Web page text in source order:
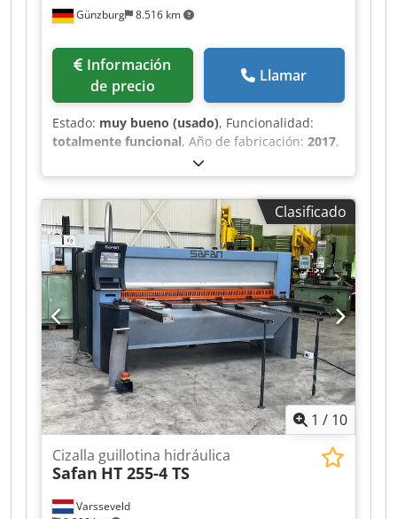
Günzburg 8.516 km
de precio
Llamar
Estado: muy bueno (usado), Funcionalidad:
totalmente funcional, Año de fabricación: 2017,
Ancho de chapa: 2050 mm Espesor de chapa: 4
mm Carrera: 41 mm/min Altura de mesa: 850
mm Dkodpfx Afezbarnjtjr Peso de la máquina
aprox.: 2.900 kg Dimensiones: 2700 x 2200 x 1400
mm
Clasificado
1 / 10
Varsseveld
Cizalla guillotina hidráulica
Safan HT 255-4 TS